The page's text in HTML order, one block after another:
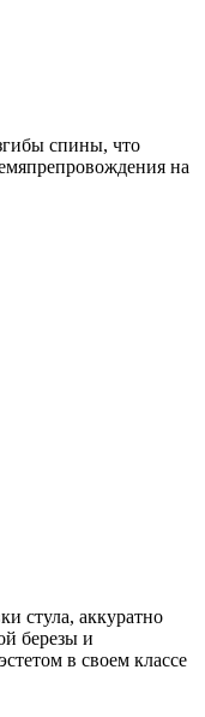
спины, что
на
стула, аккуратно
березы и
в своем классе